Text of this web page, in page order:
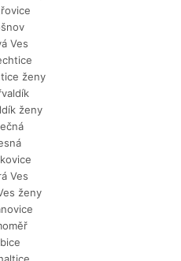
Ves
ženy
ženy
Ves
ženy